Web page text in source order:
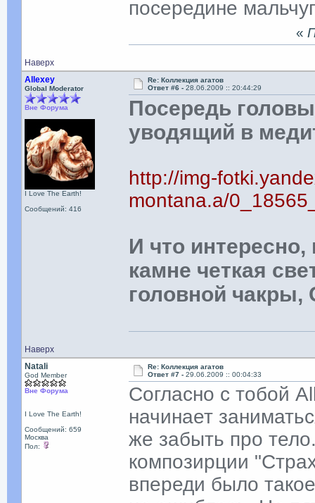
посередине
Наверх
«
Allexey
Global Moderator
Вне Форума
I Love The Earth!
Сообщений: 416
Re: Коллекция агатов
Ответ #6 -28.06.2009 :: 20:44:29
Посередь
уводящий в
http://img-
montana.a/
И что интересно,
камне четкая
головной чакры,
Наверх
Natali
God Member
Вне Форума
I Love The Earth!
Сообщений: 659
Москва
Пол:
Re: Коллекция агатов
Ответ #7 -29.06.2009 :: 00:04:33
Согласно с тобой
начинает
же забыть про
композирции
впереди было